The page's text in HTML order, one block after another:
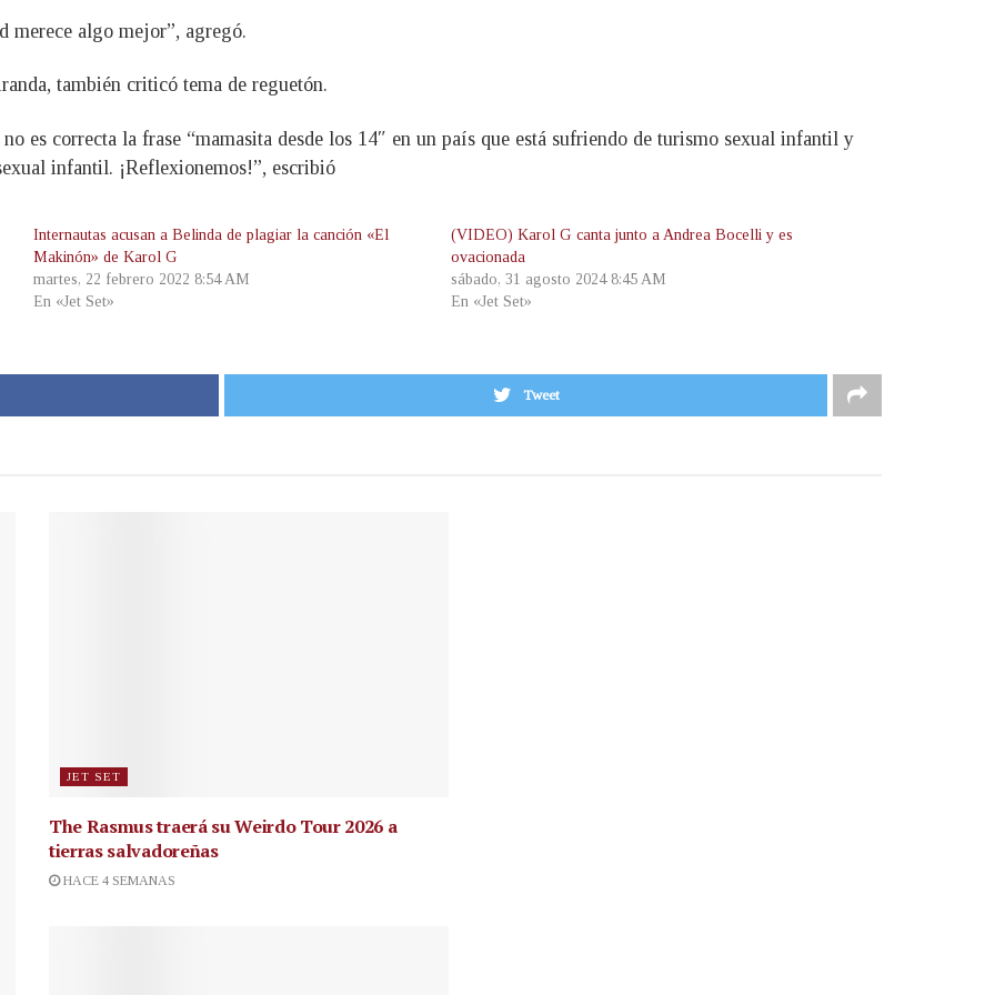
merece algo mejor”, agregó.
también criticó tema de reguetón.
es correcta la frase “mamasita desde los 14″ en un país que está sufriendo de turismo sexual infantil y
infantil. ¡Reflexionemos!”, escribió
Internautas acusan a Belinda de plagiar la canción «El
Makinón» de Karol G
martes, 22 febrero 2022 8:54 AM
En «Jet Set»
(VIDEO) Karol G canta junto a Andrea Bocelli y es
ovacionada
sábado, 31 agosto 2024 8:45 AM
En «Jet Set»
Tweet
JET SET
The Rasmus traerá su Weirdo Tour 2026 a
tierras salvadoreñas
HACE 4 SEMANAS